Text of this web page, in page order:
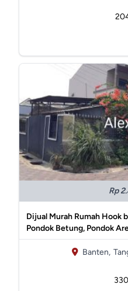
Rp
Dijual Murah Rumah Hook
Pondok Betung, Pondok
Banten,